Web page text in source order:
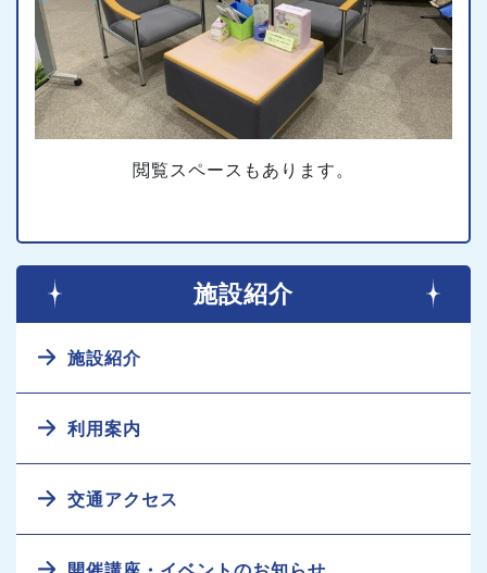
閲覧スペースもあります。
施設紹介
施設紹介
利用案内
交通アクセス